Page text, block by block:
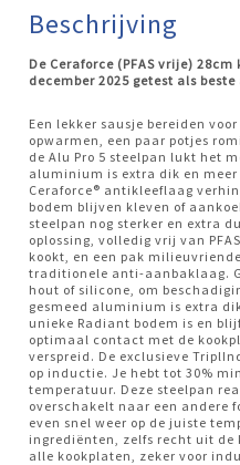
Beschrijving
De Ceraforce (PFAS vrije)
december 2025 getest als
Een lekker sausje bereiden
opwarmen, een paar potjes
de Alu Pro 5 steelpan lukt het
aluminium is extra dik en
Ceraforce® antikleeflaag
bodem blijven kleven of
steelpan nog sterker en extra
oplossing, volledig vrij van
kookt, en een pak
traditionele anti-aanbaklaag.
hout of silicone, om
gesmeed aluminium is extra
unieke Radiant bodem is en
optimaal contact met de
verspreid. De exclusieve
op inductie. Je hebt tot 30%
temperatuur. Deze steelpan
overschakelt naar een andere
even snel weer op de juiste
ingrediënten, zelfs recht uit de
alle kookplaten, zeker voor